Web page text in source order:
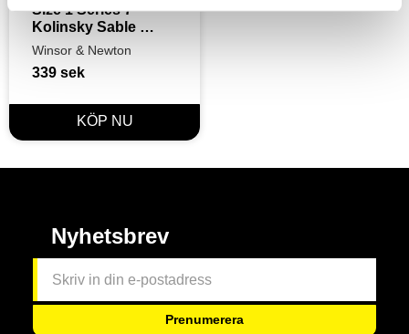
Size 1 Series 7
Kolinsky Sable
Brush - Miniature
Round [Short
Winsor & Newton
339 sek
Nyhetsbrev
Prenumerera